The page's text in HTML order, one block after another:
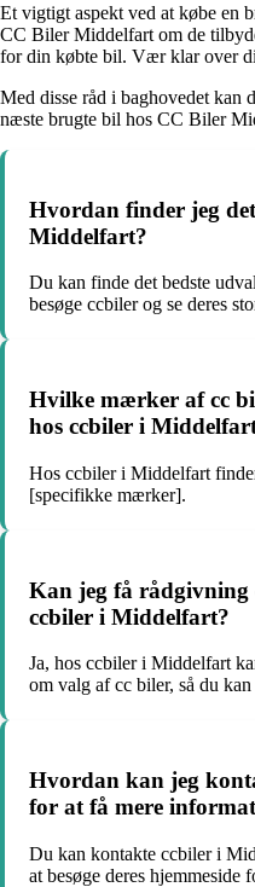
Et vigtigt aspekt ved at købe en
CC Biler Middelfart om de
for din købte bil. Vær klar over
Med disse råd i baghovedet kan
næste brugte bil hos CC Biler
Hvordan finder jeg
Middelfart?
Du kan finde det bedste
besøge ccbiler og se deres
Hvilke mærker af cc
hos ccbiler i
Hos ccbiler i Middelfart
[specifikke mærker].
Kan jeg få rådgivning
ccbiler i Middelfart?
Ja, hos ccbiler i Middelfart
om valg af cc biler, så du
Hvordan kan jeg
for at få mere
Du kan kontakte ccbiler i
at besøge deres hjemmeside